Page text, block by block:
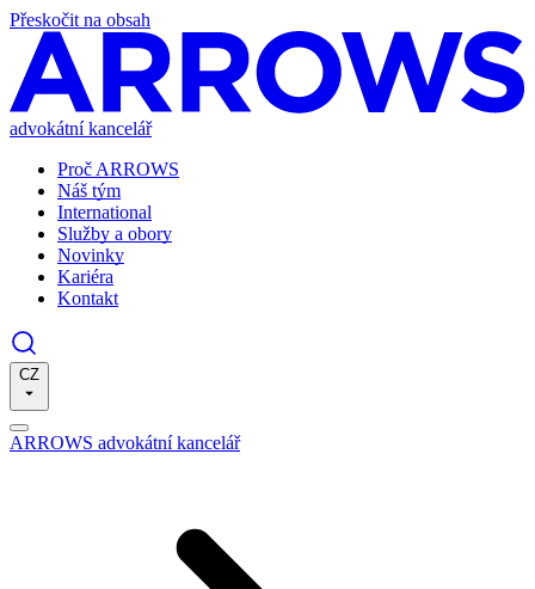
Přeskočit na obsah
advokátní kancelář
Proč ARROWS
Náš tým
International
Služby a obory
Novinky
Kariéra
Kontakt
CZ
ARROWS advokátní kancelář